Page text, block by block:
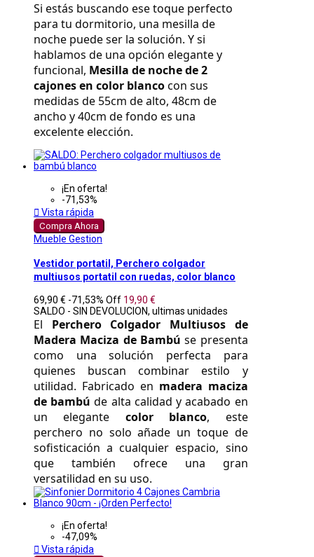
Si estás buscando ese toque perfecto
para tu dormitorio, una mesilla de
noche puede ser la solución. Y si
hablamos de una opción elegante y
funcional, Mesilla de noche de 2
cajones en color blanco con sus
medidas de 55cm de alto, 48cm de
ancho y 40cm de fondo es una
excelente elección.
¡En oferta!
-71,53%
 Vista rápida
Compra Ahora
Mueble Gestion
Vestidor portatil, Perchero colgador
multiusos portatil con ruedas, color blanco
69,90 € -71,53% Off 19,90 €
SALDO - SIN DEVOLUCION, ultimas unidades
El Perchero Colgador Multiusos de
Madera Maciza de Bambú se presenta
como una solución perfecta para
quienes buscan combinar estilo y
utilidad. Fabricado en madera maciza
de bambú de alta calidad y acabado en
un elegante color blanco, este
perchero no solo añade un toque de
sofisticación a cualquier espacio, sino
que también ofrece una gran
versatilidad en su uso.
¡En oferta!
-47,09%
 Vista rápida